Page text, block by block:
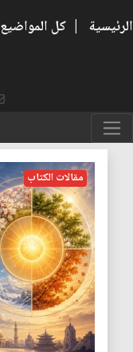
الرئيسية | كل المواضيع
مقالات الكتاب